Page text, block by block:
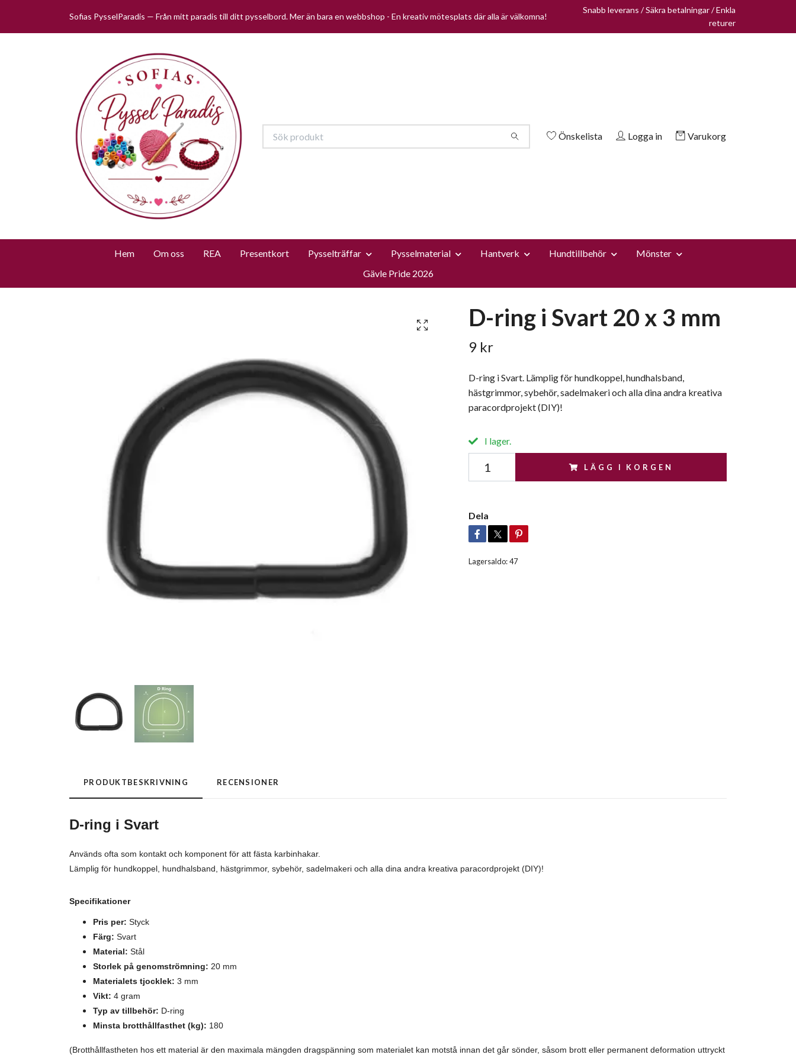
Sofias PysselParadis — Från mitt paradis till ditt pysselbord. Mer än bara en webbshop - En kreativ mötesplats där alla är välkomna!
Snabb leverans / Säkra betalningar / Enkla
returer
Önskelista Logga in Varukorg
Hem Om oss REA Presentkort Pysselträffar Pysselmaterial Hantverk Hundtillbehör
Mönster
Gävle Pride 2026
D-ring i Svart 20 x 3 mm
9 kr
D-ring i Svart. Lämplig för hundkoppel, hundhalsband,
hästgrimmor, sybehör, sadelmakeri och alla dina andra kreativa
paracordprojekt (DIY)!
I lager.
LÄGG I KORGEN
Dela
Lagersaldo:47
PRODUKTBESKRIVNING RECENSIONER
D-ring i Svart
Används ofta som kontakt och komponent för att fästa karbinhakar.
Lämplig för hundkoppel, hundhalsband, hästgrimmor, sybehör, sadelmakeri och alla dina andra kreativa paracordprojekt (DIY)!
Specifikationer
Pris per: Styck
Färg: Svart
Material: Stål
Storlek på genomströmning: 20 mm
Materialets tjocklek: 3 mm
Vikt: 4 gram
Typ av tillbehör: D-ring
Minsta brotthållfasthet (kg): 180
(Brotthållfastheten hos ett material är den maximala mängden dragspänning som materialet kan motstå innan det går sönder, såsom brott eller permanent deformation uttryckt